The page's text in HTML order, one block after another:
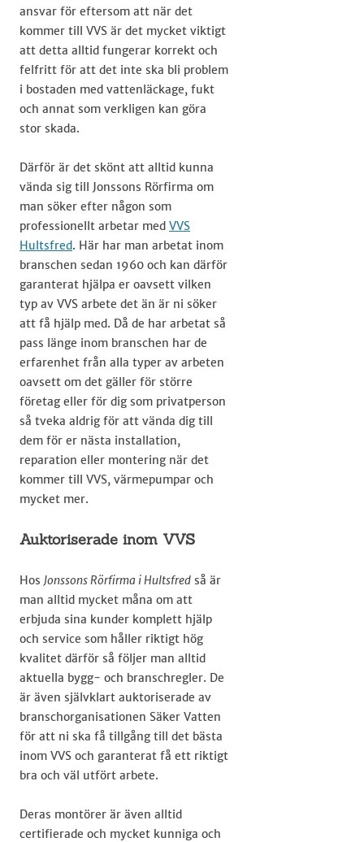
ansvar för eftersom att när det
kommer till VVS är det mycket viktigt
att detta alltid fungerar korrekt och
felfritt för att det inte ska bli problem
i bostaden med vattenläckage, fukt
och annat som verkligen kan göra
stor skada.
Därför är det skönt att alltid kunna
vända sig till Jonssons Rörfirma om
man söker efter någon som
professionellt arbetar med VVS
Hultsfred. Här har man arbetat inom
branschen sedan 1960 och kan därför
garanterat hjälpa er oavsett vilken
typ av VVS arbete det än är ni söker
att få hjälp med. Då de har arbetat så
pass länge inom branschen har de
erfarenhet från alla typer av arbeten
oavsett om det gäller för större
företag eller för dig som privatperson
så tveka aldrig för att vända dig till
dem för er nästa installation,
reparation eller montering när det
kommer till VVS, värmepumpar och
mycket mer.​
Auktoriserade inom VVS
Hos Jonssons Rörfirma i Hultsfred så är
man alltid mycket måna om att
erbjuda sina kunder komplett hjälp
och service som håller riktigt hög
kvalitet därför så följer man alltid
aktuella bygg- och branschregler. De
är även självklart auktoriserade av
branschorganisationen Säker Vatten
för att ni ska få tillgång till det bästa
inom VVS och garanterat få ett riktigt
bra och väl utfört arbete.
Deras montörer är även alltid
certifierade och mycket kunniga och